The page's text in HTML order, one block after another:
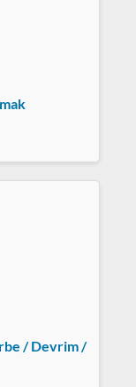
/ Devrim /